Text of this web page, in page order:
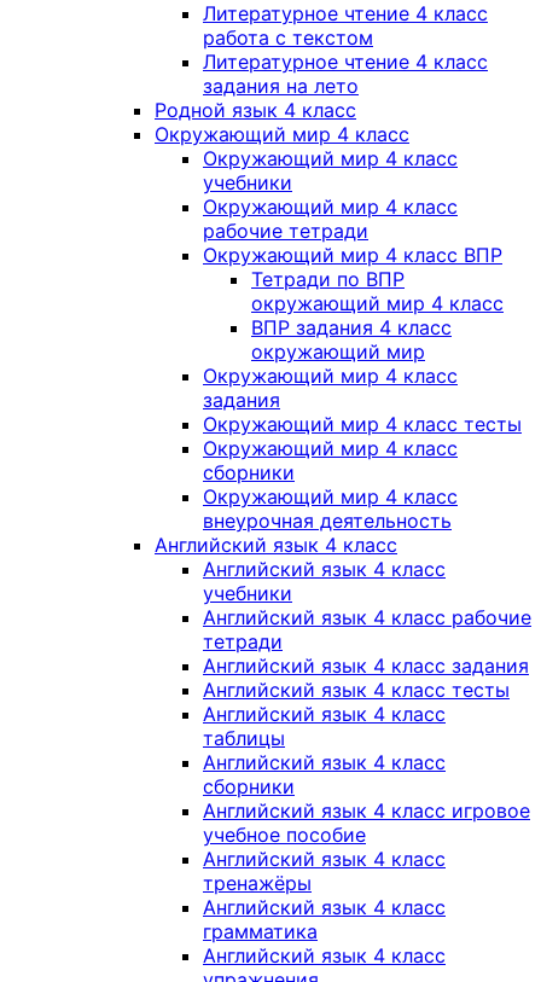
Литературное чтение 4 класс
работа с текстом
Литературное чтение 4 класс
задания на лето
Родной язык 4 класс
Окружающий мир 4 класс
Окружающий мир 4 класс
учебники
Окружающий мир 4 класс
рабочие тетради
Окружающий мир 4 класс ВПР
Тетради по ВПР
окружающий мир 4 класс
ВПР задания 4 класс
окружающий мир
Окружающий мир 4 класс
задания
Окружающий мир 4 класс тесты
Окружающий мир 4 класс
сборники
Окружающий мир 4 класс
внеурочная деятельность
Английский язык 4 класс
Английский язык 4 класс
учебники
Английский язык 4 класс рабочие
тетради
Английский язык 4 класс задания
Английский язык 4 класс тесты
Английский язык 4 класс
таблицы
Английский язык 4 класс
сборники
Английский язык 4 класс игровое
учебное пособие
Английский язык 4 класс
тренажёры
Английский язык 4 класс
грамматика
Английский язык 4 класс